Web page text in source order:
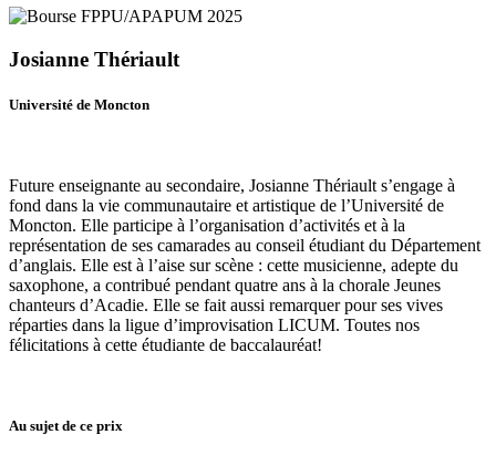
Josianne Thériault
Université de Moncton
Future enseignante au secondaire, Josianne Thériault s’engage à
fond dans la vie communautaire et artistique de l’Université de
Moncton. Elle participe à l’organisation d’activités et à la
représentation de ses camarades au conseil étudiant du Département
d’anglais. Elle est à l’aise sur scène : cette musicienne, adepte du
saxophone, a contribué pendant quatre ans à la chorale Jeunes
chanteurs d’Acadie. Elle se fait aussi remarquer pour ses vives
réparties dans la ligue d’improvisation LICUM. Toutes nos
félicitations à cette étudiante de baccalauréat!
Au sujet de ce prix